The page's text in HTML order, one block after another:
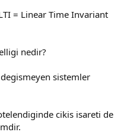
= Linear Time Invariant
nedir?
sistemler
cikis isareti de